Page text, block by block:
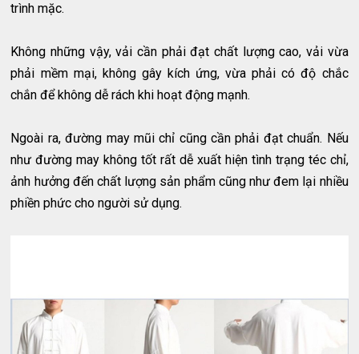
trình mặc.
Không những vậy, vải cần phải đạt chất lượng cao, vải vừa
phải mềm mại, không gây kích ứng, vừa phải có độ chắc
chắn để không dễ rách khi hoạt động mạnh.
Ngoài ra, đường may mũi chỉ cũng cần phải đạt chuẩn. Nếu
như đường may không tốt rất dễ xuất hiện tình trạng téc chỉ,
ảnh hưởng đến chất lượng sản phẩm cũng như đem lại nhiều
phiền phức cho người sử dụng.